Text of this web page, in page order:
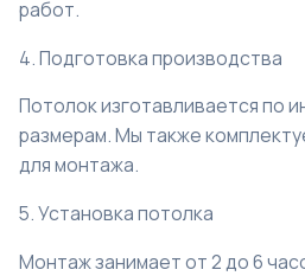
работ.
4. Подготовка производства
Потолок изготавливается по
размерам. Мы также
для монтажа.
5. Установка потолка
Монтаж занимает от 2 до 6